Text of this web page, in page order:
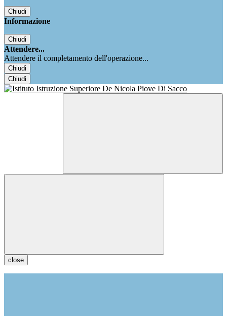
Chiudi
Informazione
Chiudi
Attendere...
Attendere il completamento dell'operazione...
Chiudi
Chiudi
close